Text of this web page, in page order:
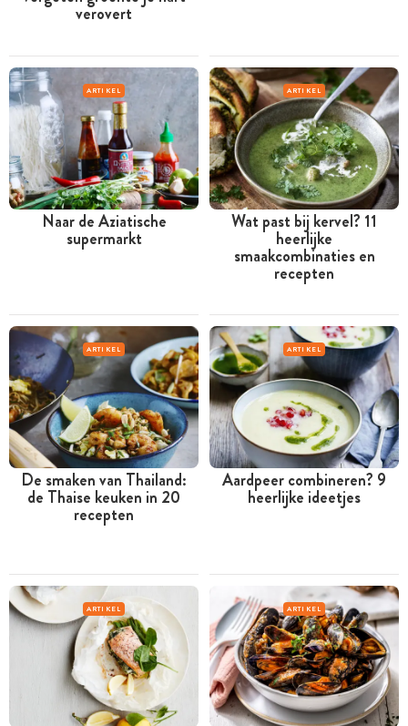
verovert
ARTIKEL
Naar de Aziatische
supermarkt
ARTIKEL
Wat past bij kervel? 11
heerlijke
smaakcombinaties en
recepten
ARTIKEL
De smaken van Thailand:
de Thaise keuken in 20
recepten
ARTIKEL
Aardpeer combineren? 9
heerlijke ideetjes
ARTIKEL ARTIKEL